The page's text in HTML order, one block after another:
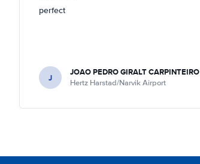
perfect
J JOAO PEDRO GIRALT CARPINTEIRO
Hertz Harstad/Narvik Airport